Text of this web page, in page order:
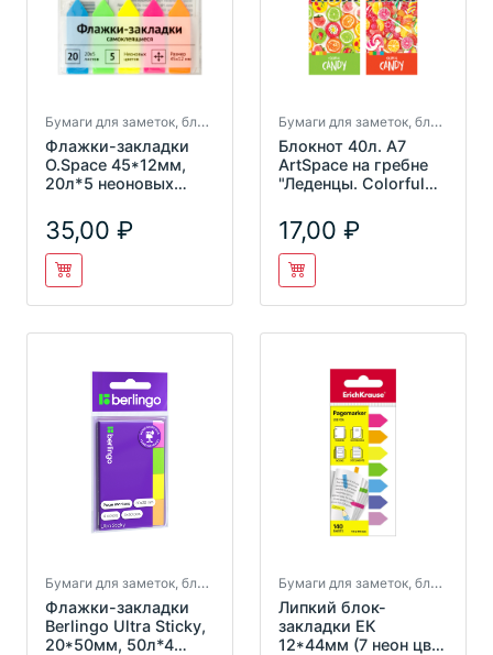
Бумаги для заметок, блокноты
Флажки-закладки
O.Space 45*12мм,
20л*5 неоновых
35,00
Бумаги для заметок, блокноты
Блокнот 40л. А7
ArtSpace на гребне
"Леденцы. Colorful
Б7к40гр_24232
17,00
Бумаги для заметок, блокноты
Флажки-закладки
Berlingo Ultra Sticky,
20*50мм, 50л*4
Бумаги для заметок, блокноты
Липкий блок-
закладки ЕК
12*44мм (7 неон цв.